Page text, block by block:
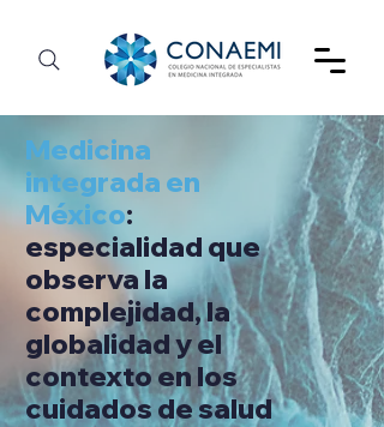
Medicina
integrada en
México:
especialidad que
observa la
complejidad, la
globalidad y el
contexto en los
cuidados de salud